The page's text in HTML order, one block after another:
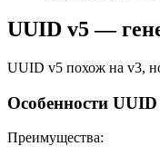
UUID v5 —
UUID v5 похож на v3,
Особенности
Преимущества: